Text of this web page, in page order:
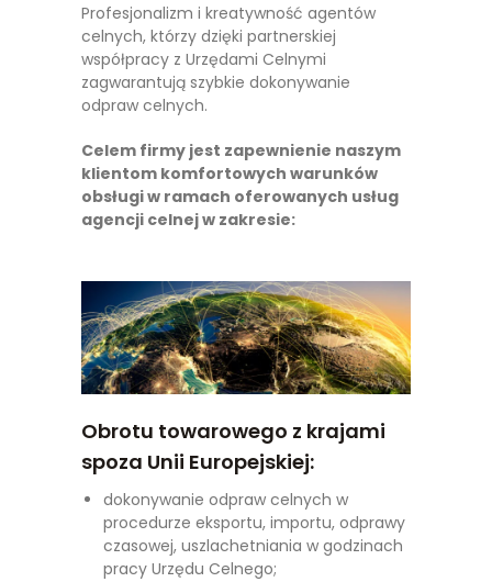
Profesjonalizm i kreatywność agentów
celnych, którzy dzięki partnerskiej
współpracy z Urzędami Celnymi
zagwarantują szybkie dokonywanie
odpraw celnych.
Celem firmy jest zapewnienie naszym
klientom komfortowych warunków
obsługi w ramach oferowanych usług
agencji celnej w zakresie:
Obrotu towarowego z krajami
spoza Unii Europejskiej:
dokonywanie odpraw celnych w
procedurze eksportu, importu, odprawy
czasowej, uszlachetniania w godzinach
pracy Urzędu Celnego;